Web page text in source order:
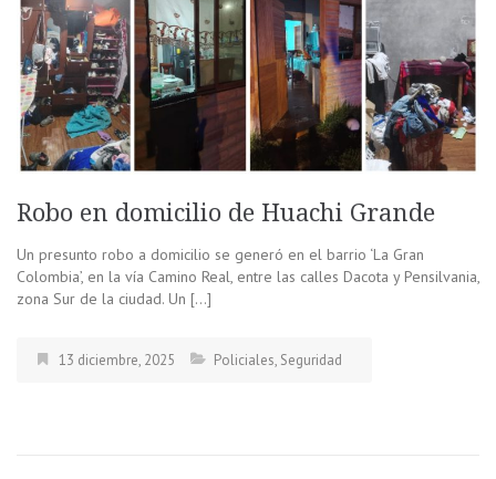
Robo en domicilio de Huachi Grande
Un presunto robo a domicilio se generó en el barrio ‘La Gran
Colombia’, en la vía Camino Real, entre las calles Dacota y Pensilvania,
zona Sur de la ciudad. Un […]
13 diciembre, 2025 Policiales, Seguridad